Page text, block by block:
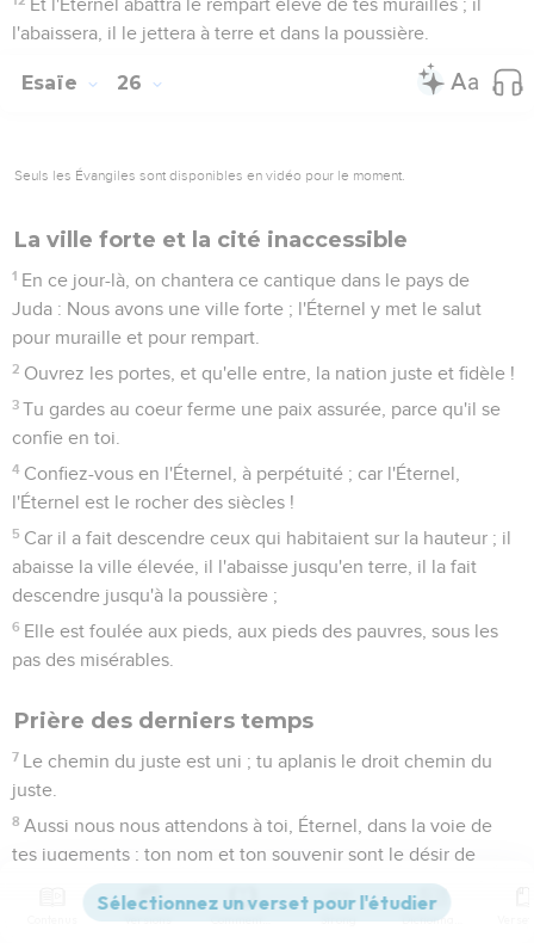
Et l'Éternel abattra le rempart élevé de tes murailles ; il
l'abaissera, il le jettera à terre et dans la poussière.
Esaïe 26
Seuls les Évangiles sont disponibles en vidéo pour le moment.
La ville forte et la cité inaccessible
1 En ce jour-là, on chantera ce cantique dans le pays de
Juda : Nous avons une ville forte ; l'Éternel y met le salut
pour muraille et pour rempart.
2 Ouvrez les portes, et qu'elle entre, la nation juste et fidèle !
3 Tu gardes au coeur ferme une paix assurée, parce qu'il se
confie en toi.
4 Confiez-vous en l'Éternel, à perpétuité ; car l'Éternel,
l'Éternel est le rocher des siècles !
5 Car il a fait descendre ceux qui habitaient sur la hauteur ; il
abaisse la ville élevée, il l'abaisse jusqu'en terre, il la fait
descendre jusqu'à la poussière ;
6 Elle est foulée aux pieds, aux pieds des pauvres, sous les
pas des misérables.
Prière des derniers temps
7 Le chemin du juste est uni ; tu aplanis le droit chemin du
juste.
8 Aussi nous nous attendons à toi, Éternel, dans la voie de
tes jugements ; ton nom et ton souvenir sont le désir de
notre âme.
Mon âme te désire la nuit, et au-dedans de moi mon coeur
Versions Commentaires Strong